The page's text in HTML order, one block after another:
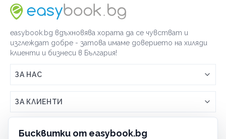
Бисквитки от easybook.bg
easybook.bg вдъхновява хората да се чувстват и
изглеждат добре - затова имаме доверието на хиляди
клиенти и бизнеси в България!
ЗА НАС
Връзка с easybook.bg
Как работи easybook
Често задавани въпроси
ЗА КЛИЕНТИ
ЗА ТЪРГОВЦИ